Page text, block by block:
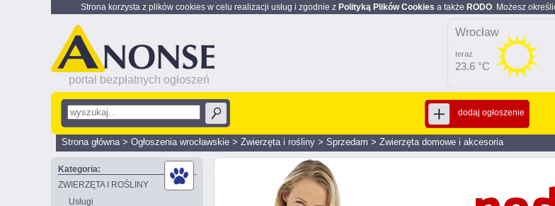
Strona korzysta z plików cookies w celu realizacji usług i zgodnie z Polityką Plików Cookies a także RODO. Możesz
portal bezpłatnych ogłoszeń
Wrocław
teraz
23.6 °C
dodaj ogłoszenie
Strona główna> Ogłoszenia wrocławskie > Zwierzęta i rośliny > Sprzedam > Zwierzęta domowe i akcesoria
Kategoria:
ZWIERZĘTA I ROŚLINY
Usługi